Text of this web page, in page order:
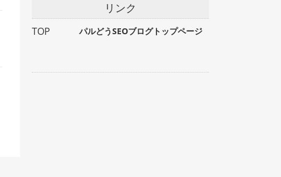
リンク
TOP パルどうSEOブログトップページ